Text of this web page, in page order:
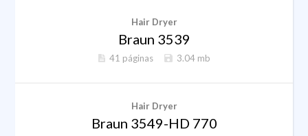
Hair Dryer
Braun 3539
41 páginas 3.04 mb
Hair Dryer
Braun 3549-HD 770